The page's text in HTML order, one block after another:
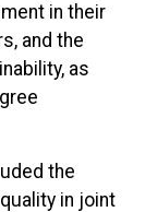
in their
and the
as
the
in joint